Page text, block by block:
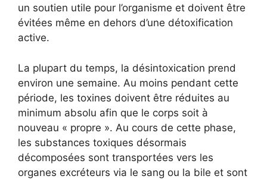
un soutien utile pour l’organisme et doivent être
évitées même en dehors d’une détoxification
active.
La plupart du temps, la désintoxication prend
environ une semaine. Au moins pendant cette
période, les toxines doivent être réduites au
minimum absolu afin que le corps soit à
nouveau « propre ». Au cours de cette phase,
les substances toxiques désormais
décomposées sont transportées vers les
organes excréteurs via le sang ou la bile et sont